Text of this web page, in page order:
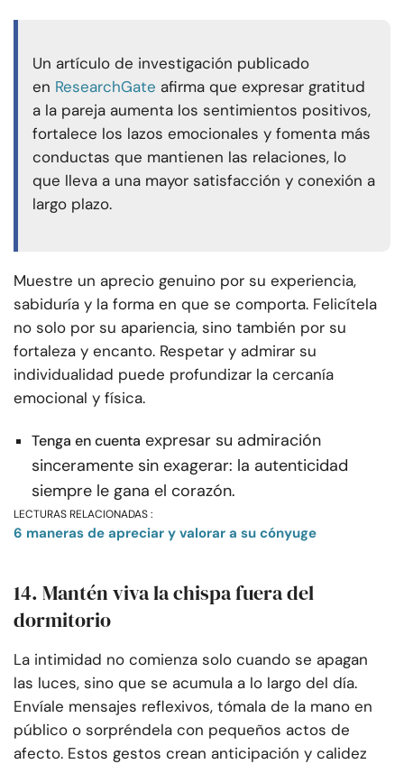
Un artículo de investigación publicado
en ResearchGate afirma que expresar gratitud
a la pareja aumenta los sentimientos positivos,
fortalece los lazos emocionales y fomenta más
conductas que mantienen las relaciones, lo
que lleva a una mayor satisfacción y conexión a
largo plazo.
Muestre un aprecio genuino por su experiencia,
sabiduría y la forma en que se comporta. Felicítela
no solo por su apariencia, sino también por su
fortaleza y encanto. Respetar y admirar su
individualidad puede profundizar la cercanía
emocional y física.
Tenga en cuenta expresar su admiración
sinceramente sin exagerar: la autenticidad
siempre le gana el corazón.
LECTURAS RELACIONADAS :
6 maneras de apreciar y valorar a su cónyuge
14. Mantén viva la chispa fuera del
dormitorio
La intimidad no comienza solo cuando se apagan
las luces, sino que se acumula a lo largo del día.
Envíale mensajes reflexivos, tómala de la mano en
público o sorpréndela con pequeños actos de
afecto. Estos gestos crean anticipación y calidez